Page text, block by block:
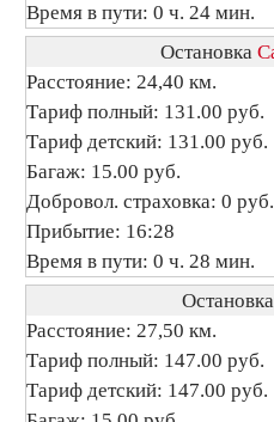
Время в пути: 0 ч. 24 мин.
Остановка
Расстояние: 24,40 км.
Тариф полный: 131.00 руб.
Тариф детский: 131.00 руб.
Багаж: 15.00 руб.
Добровол. страховка: 0 руб.
Прибытие: 16:28
Время в пути: 0 ч. 28 мин.
Остановка
Расстояние: 27,50 км.
Тариф полный: 147.00 руб.
Тариф детский: 147.00 руб.